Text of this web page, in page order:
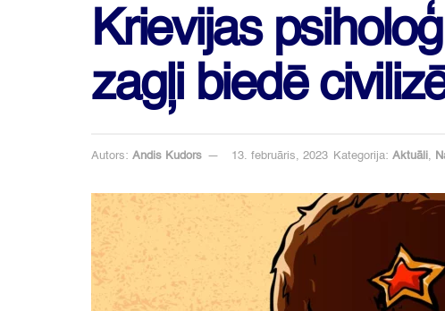
Krievijas
zagļi biedē
Autors: Andis Kudors 13. februāris, 2023 Kategorija: Aktuāli,